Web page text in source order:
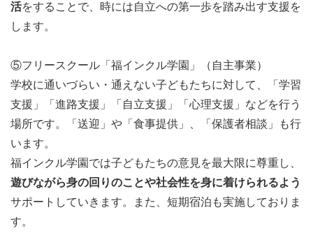
活をすることで、時には自立への第一歩を踏み出す支援を
します。
⑤フリースクール「福インクル学園」（自主事業）
学校に通いづらい・通えない子どもたちに対して、「学習
支援」「進路支援」「自立支援」「心理支援」などを行う
場所です。「送迎」や「食事提供」、「保護者相談」も行
います。
福インクル学園では子どもたちの意見を最大限に尊重し、
遊びながら身の回りのことや社会性を身に着けられるよう
サポートしていきます。また、短期宿泊も実施しておりま
す。